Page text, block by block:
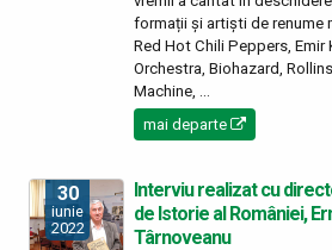
formații și artiști de renume
Red Hot Chili Peppers,
Orchestra, Biohazard,
Machine, ...
mai departe
30
iunie
2022
Interviu realizat cu
de Istorie al României,
Târnoveanu